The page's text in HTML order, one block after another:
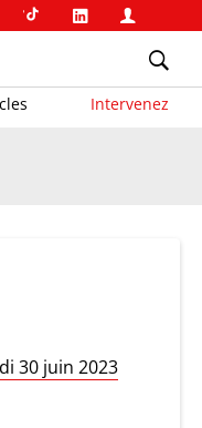
Intervenez
30 juin 2023